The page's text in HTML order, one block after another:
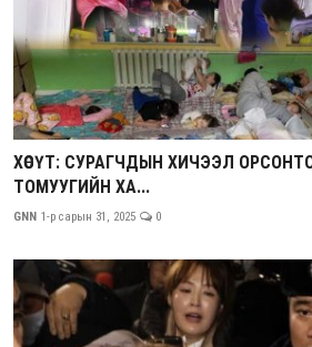
ХӨСҮТ: СУРАГЧДЫН ХИЧЭЭЛ
ТОМУУГИЙН ХА...
GNN 1-р сарын 31, 2025 0